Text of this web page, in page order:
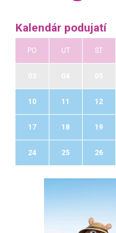
Kalendár podujatí
PO UT ST
10 11 12
17 18 19
24 25 26